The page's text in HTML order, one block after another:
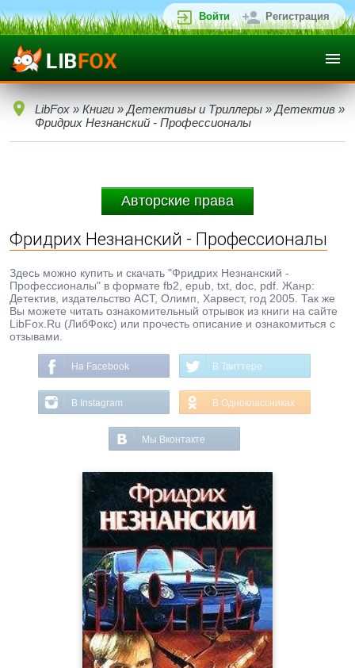
Войти Регистрация
LibFox » Книги » Детективы и Триллеры » Детектив »
Фридрих Незнанский - Профессионалы
Авторские права
Фридрих Незнанский - Профессионалы
Здесь можно купить и скачать "Фридрих Незнанский -
Профессионалы" в формате fb2, epub, txt, doc, pdf. Жанр:
Детектив, издательство АСТ, Олимп, Харвест, год 2005. Так же
Вы можете читать ознакомительный отрывок из книги на сайте
LibFox.Ru (ЛибФокс) или прочесть описание и ознакомиться с
отзывами.
На Facebook В Твиттере
В Instagram В Одноклассниках
Мы Вконтакте